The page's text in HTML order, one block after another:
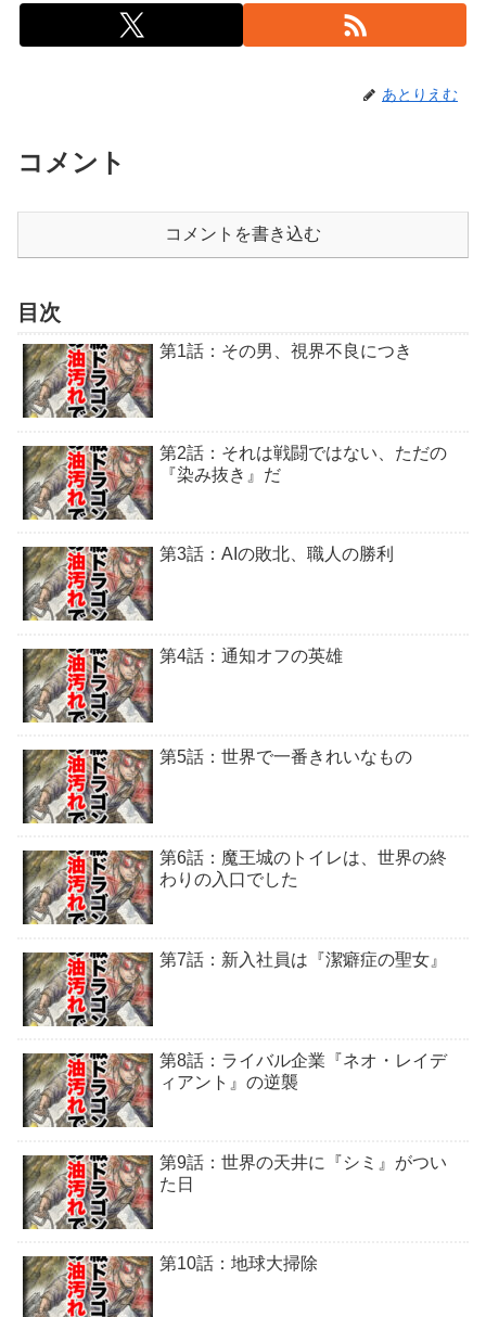
あとりえむ
コメント
コメントを書き込む
目次
第1話：その男、視界不良につき
第2話：それは戦闘ではない、ただの
『染み抜き』だ
第3話：AIの敗北、職人の勝利
第4話：通知オフの英雄
第5話：世界で一番きれいなもの
第6話：魔王城のトイレは、世界の終
わりの入口でした
第7話：新入社員は『潔癖症の聖女』
第8話：ライバル企業『ネオ・レイデ
ィアント』の逆襲
第9話：世界の天井に『シミ』がつい
た日
第10話：地球大掃除